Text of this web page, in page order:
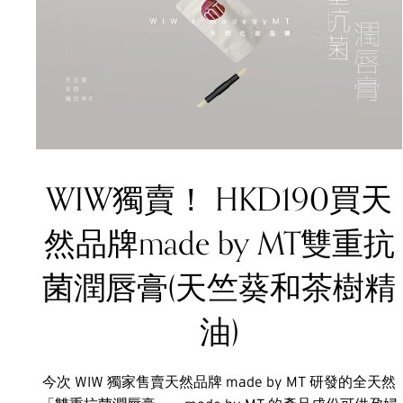
WIW獨賣！ HKD190買天
然品牌made by MT雙重抗
菌潤唇膏(天竺葵和茶樹精
油)
今次 WIW 獨家售賣天然品牌 made by MT 研發的全天然